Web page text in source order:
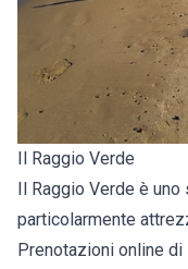
Il Raggio Verde
Il Raggio Verde è
particolarmente
Prenotazioni online di